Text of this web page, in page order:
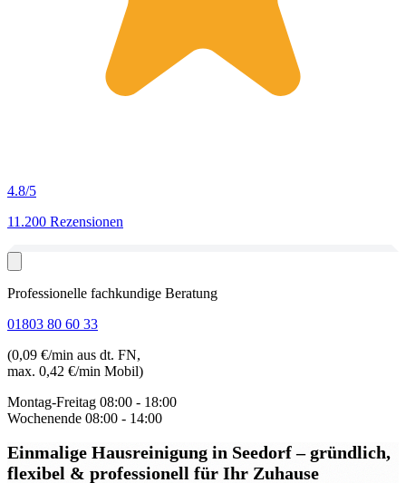
4.8/5
11.200 Rezensionen
Professionelle fachkundige Beratung
01803 80 60 33
(0,09 €/min aus dt. FN,
max. 0,42 €/min Mobil)
Montag-Freitag 08:00 - 18:00
Wochenende 08:00 - 14:00
Einmalige Hausreinigung in Seedorf– gründlich,
flexibel & professionell für Ihr Zuhause